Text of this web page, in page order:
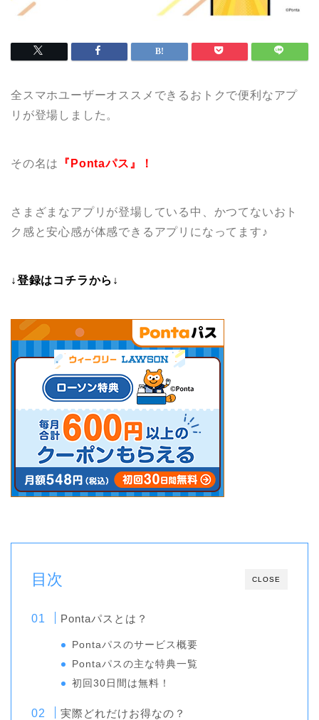
全スマホユーザーオススメできるおトクで便利なアプ
リが登場しました。
その名は 『Pontaパス』！
さまざまなアプリが登場している中、かつてないおト
ク感と安心感が体感できるアプリになってます♪
↓登録はコチラから↓
CLOSE
目次
Pontaパスとは？
Pontaパスのサービス概要
Pontaパスの主な特典一覧
初回30日間は無料！
実際どれだけお得なの？